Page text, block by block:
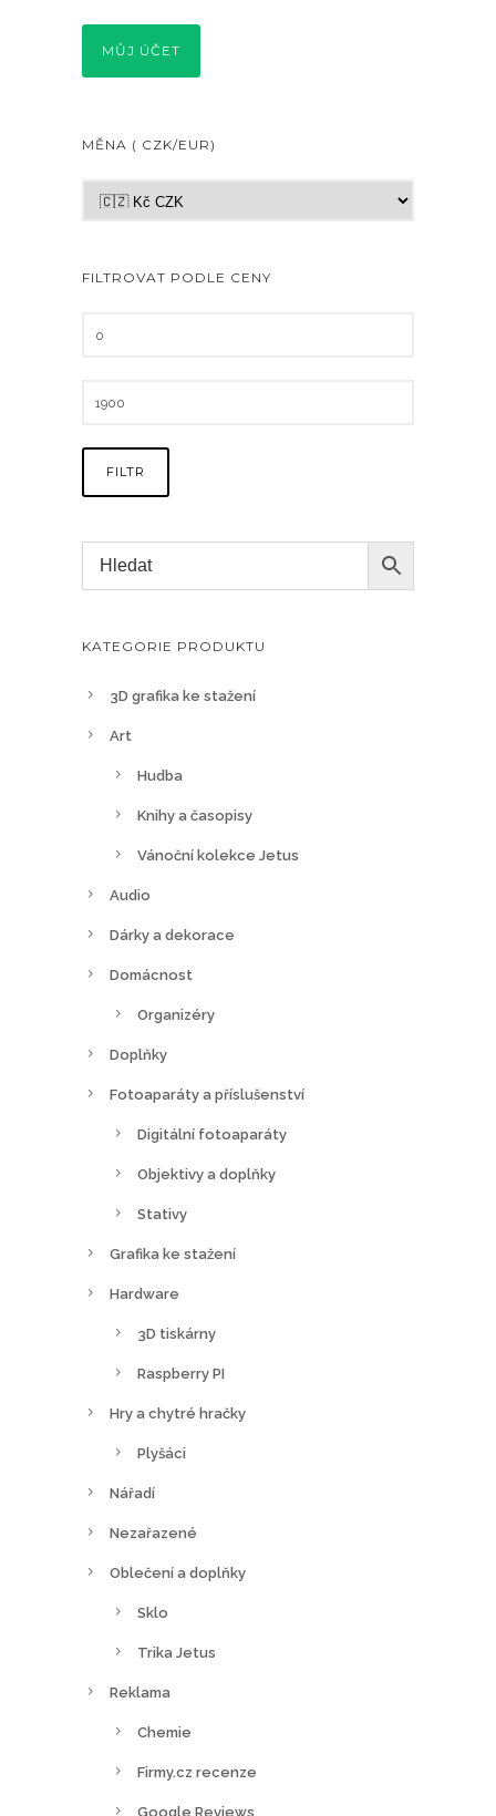
MŮJ ÚČET
MĚNA ( CZK/EUR)
FILTROVAT PODLE CENY
FILTR
KATEGORIE PRODUKTU
3D grafika ke stažení
Art
Hudba
Knihy a časopisy
Vánoční kolekce Jetus
Audio
Dárky a dekorace
Domácnost
Organizéry
Doplňky
Fotoaparáty a příslušenství
Digitální fotoaparáty
Objektivy a doplňky
Stativy
Grafika ke stažení
Hardware
3D tiskárny
Raspberry PI
Hry a chytré hračky
Plyšáci
Nářadí
Nezařazené
Oblečení a doplňky
Sklo
Trika Jetus
Reklama
Chemie
Firmy.cz recenze
Google Reviews